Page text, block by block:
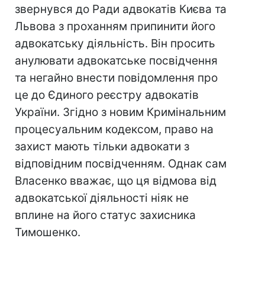
звернувся до Ради адвокатів Києва та
Львова з проханням припинити його
адвокатську діяльність. Він просить
анулювати адвокатське посвідчення
та негайно внести повідомлення про
це до Єдиного реєстру адвокатів
України. Згідно з новим Кримінальним
процесуальним кодексом, право на
захист мають тільки адвокати з
відповідним посвідченням. Однак сам
Власенко вважає, що ця відмова від
адвокатської діяльності ніяк не
вплине на його статус захисника
Тимошенко.